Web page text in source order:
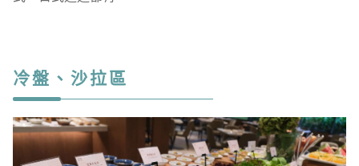
冷盤、沙拉區